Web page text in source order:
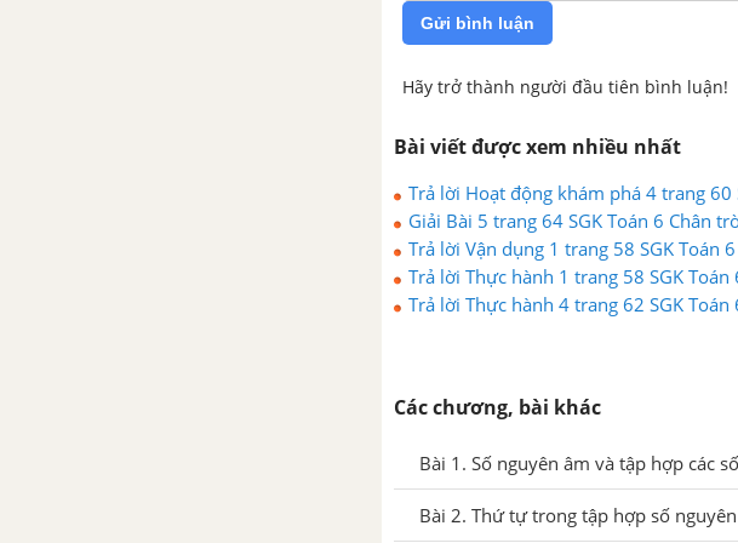
Gửi bình luận
Hãy trở thành người đầu tiên bình luận!
Bài viết được xem nhiều nhất
Trả lời Hoạt động khám phá 4 trang 60
Giải Bài 5 trang 64 SGK Toán 6 Chân
Trả lời Vận dụng 1 trang 58 SGK Toán
Trả lời Thực hành 1 trang 58 SGK
Trả lời Thực hành 4 trang 62 SGK
Các chương, bài khác
Bài 1. Số nguyên âm và tập hợp các
Bài 2. Thứ tự trong tập hợp số nguyên